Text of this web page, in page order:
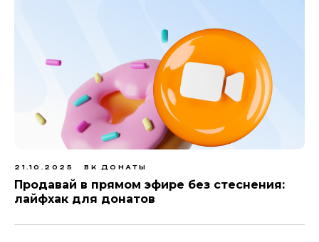
21.10.2025 ВК ДОНАТЫ
Продавай в прямом эфире без стеснения:
лайфхак для донатов